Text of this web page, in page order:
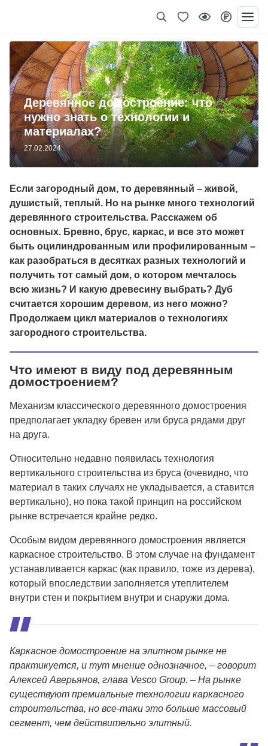
Деревянное домостроение: что
нужно знать о технологии и
материалах?
27.02.2024
Если загородный дом, то деревянный – живой,
душистый, теплый. Но на рынке много технологий
деревянного строительства. Расскажем об
основных. Бревно, брус, каркас, и все это может
быть оцилиндрованным или профилированным –
как разобраться в десятках разных технологий и
получить тот самый дом, о котором мечталось
всю жизнь? И какую древесину выбрать? Дуб
считается хорошим деревом, из него можно?
Продолжаем цикл материалов о технологиях
загородного строительства.
Что имеют в виду под деревянным
домостроением?
Механизм классического деревянного домостроения
предполагает укладку бревен или бруса рядами друг
на друга.
Относительно недавно появилась технология
вертикального строительства из бруса (очевидно, что
материал в таких случаях не укладывается, а ставится
вертикально), но пока такой принцип на российском
рынке встречается крайне редко.
Особым видом деревянного домостроения является
каркасное строительство. В этом случае на фундамент
устанавливается каркас (как правило, тоже из дерева),
который впоследствии заполняется утеплителем
внутри стен и покрытием внутри и снаружи дома.
Каркасное домостроение на элитном рынке не
практикуется, и тут мнение однозначное, – говорит
Алексей Аверьянов, глава Vesco Group. – На рынке
существуют премиальные технологии каркасного
строительства, но все-таки это больше массовый
сегмент, чем действительно элитный.